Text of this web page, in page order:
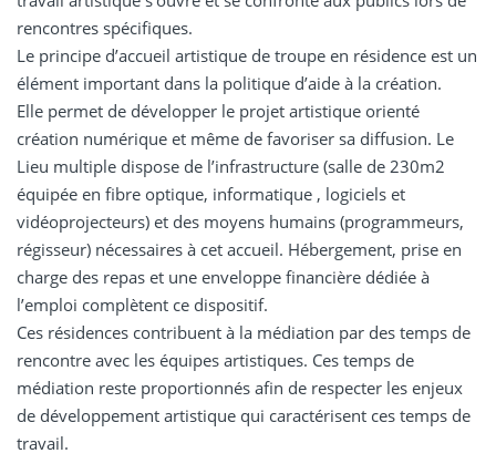
rencontres spécifiques.
Le principe d’accueil artistique de troupe en résidence est un
élément important dans la politique d’aide à la création.
Elle permet de développer le projet artistique orienté
création numérique et même de favoriser sa diffusion. Le
Lieu multiple dispose de l’infrastructure (salle de 230m2
équipée en fibre optique, informatique , logiciels et
vidéoprojecteurs) et des moyens humains (programmeurs,
régisseur) nécessaires à cet accueil. Hébergement, prise en
charge des repas et une enveloppe financière dédiée à
l’emploi complètent ce dispositif.
Ces résidences contribuent à la médiation par des temps de
rencontre avec les équipes artistiques. Ces temps de
médiation reste proportionnés afin de respecter les enjeux
de développement artistique qui caractérisent ces temps de
travail.